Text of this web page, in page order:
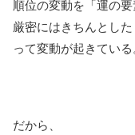
順位の変動を「運の
厳密にはきちんとし
って変動が起きている
だから、